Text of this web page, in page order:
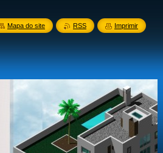
Mapa do site RSS Imprimir